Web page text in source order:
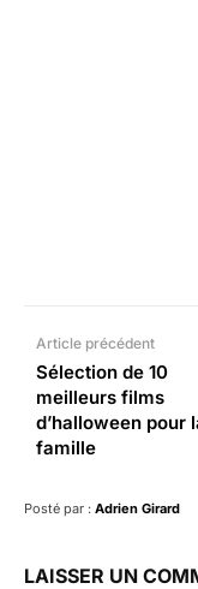
Article précédent
Sélection de 10
meilleurs films
d’halloween pour
famille
Posté par : Adrien Girard
LAISSER UN